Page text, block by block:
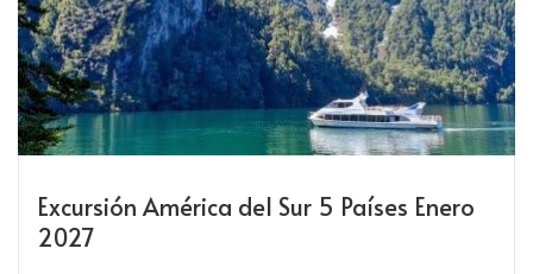
Excursión América del Sur 5 Países Enero
2027